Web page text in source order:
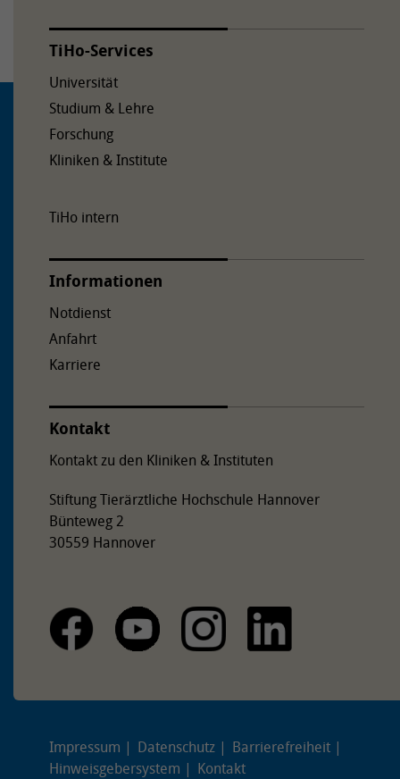
TiHo-Services
Universität
Studium & Lehre
Forschung
Kliniken & Institute
TiHo intern
Informationen
Notdienst
Anfahrt
Karriere
Kontakt
Kontakt zu den Kliniken & Instituten
Stiftung Tierärztliche Hochschule Hannover
Bünteweg 2
30559 Hannover
Impressum Datenschutz
Barrierefreiheit
Hinweisgebersystem
Kontakt